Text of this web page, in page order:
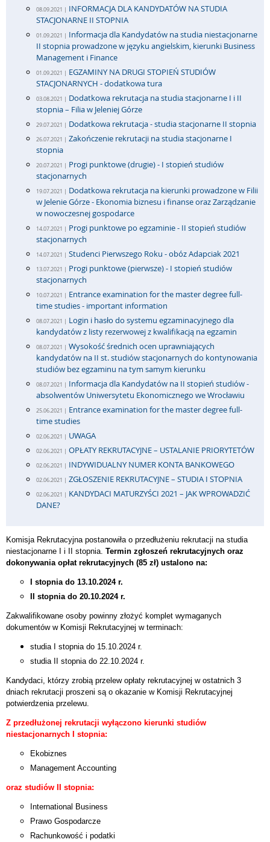
08.09.2021 | INFORMACJA DLA KANDYDATÓW NA STUDIA
STACJONARNE II STOPNIA
01.09.2021 | Informacja dla Kandydatów na studia niestacjonarne
II stopnia prowadzone w języku angielskim, kierunki Business
Management i Finance
01.09.2021 | EGZAMINY NA DRUGI STOPIEŃ STUDIÓW
STACJONARNYCH - dodatkowa tura
03.08.2021 | Dodatkowa rekrutacja na studia stacjonarne I i II
stopnia – Filia w Jeleniej Górze
29.07.2021 | Dodatkowa rekrutacja - studia stacjonarne II stopnia
26.07.2021 | Zakończenie rekrutacji na studia stacjonarne I
stopnia
20.07.2021 | Progi punktowe (drugie) - I stopień studiów
stacjonarnych
19.07.2021 | Dodatkowa rekrutacja na kierunki prowadzone w Filii
w Jelenie Górze - Ekonomia biznesu i finanse oraz Zarządzanie
w nowoczesnej gospodarce
14.07.2021 | Progi punktowe po egzaminie - II stopień studiów
stacjonarnych
14.07.2021 | Studenci Pierwszego Roku - obóz Adapciak 2021
13.07.2021 | Progi punktowe (pierwsze) - I stopień studiów
stacjonarnych
10.07.2021 | Entrance examination for the master degree full-
time studies - important information
08.07.2021 | Login i hasło do systemu egzaminacyjnego dla
kandydatów z listy rezerwowej z kwalifikacją na egzamin
08.07.2021 | Wysokość średnich ocen uprawniających
kandydatów na II st. studiów stacjonarnych do kontynowania
studiów bez egzaminu na tym samym kierunku
08.07.2021 | Informacja dla Kandydatów na II stopień studiów -
absolwentów Uniwersytetu Ekonomicznego we Wrocławiu
25.06.2021 | Entrance examination for the master degree full-
time studies
02.06.2021 | UWAGA
02.06.2021 | OPŁATY REKRUTACYJNE – USTALANIE PRIORYTETÓW
02.06.2021 | INDYWIDUALNY NUMER KONTA BANKOWEGO
02.06.2021 | ZGŁOSZENIE REKRUTACYJNE – STUDIA I STOPNIA
02.06.2021 | KANDYDACI MATURZYŚCI 2021 – JAK WPROWADZIĆ
DANE?
Komisja Rekrutacyjna postanowiła o przedłużeniu rekrutacji na studia
niestacjonarne I i II stopnia. Termin zgłoszeń rekrutacyjnych oraz
dokonywania opłat rekrutacyjnych (85 zł) ustalono na:
I stopnia do 13.10.2024 r.
II stopnia do 20.10.2024 r.
Zakwalifikowane osoby powinny złożyć komplet wymaganych
dokumentów w Komisji Rekrutacyjnej w terminach:
studia I stopnia do 15.10.2024 r.
studia II stopnia do 22.10.2024 r.
Kandydaci, którzy zrobią przelew opłaty rekrutacyjnej w ostatnich 3
dniach rekrutacji proszeni są o okazanie w Komisji Rekrutacyjnej
potwierdzenia przelewu.
Z przedłużonej rekrutacji wyłączono kierunki studiów
niestacjonarnych I stopnia:
Ekobiznes
Management Accounting
oraz studiów II stopnia:
International Business
Prawo Gospodarcze
Rachunkowość i podatki